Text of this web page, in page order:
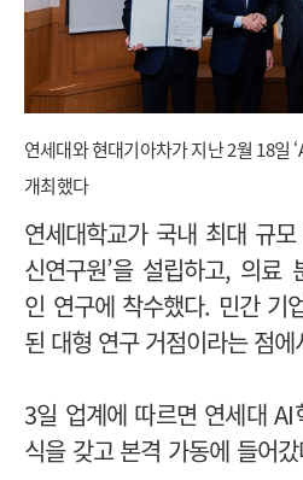
연세대와 현대기아차가지난 2월 18일
개최했다
연세대학교가 국내 최대 규
신연구원’을 설립하고, 의료
인 연구에 착수했다. 민간 기
된 대형 연구 거점이라는 점에
3일 업계에 따르면 연세대
식을 갖고 본격 가동에 들어